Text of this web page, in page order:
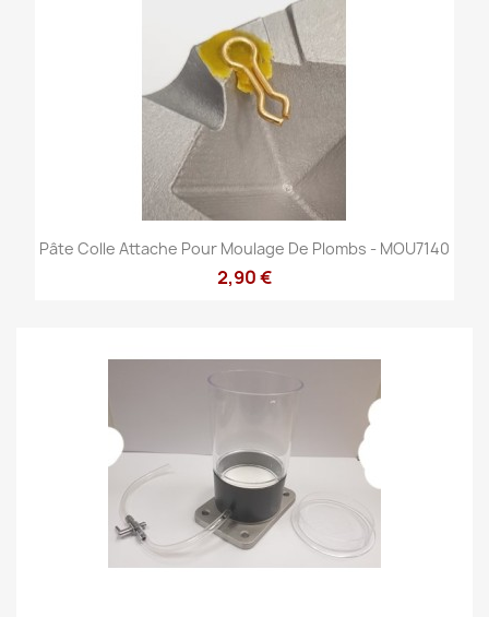
Pâte Colle Attache Pour Moulage De Plombs - MOU7140
2,90 €